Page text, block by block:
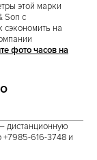
этой марки
Son с
сэкономить на
фото часов на
дистанционную
616-3748 и